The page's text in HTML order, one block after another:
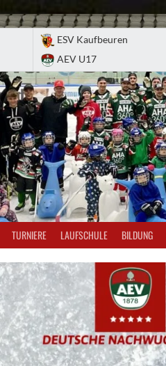
ESV Kaufbeuren
AEV U17
TURNIERE LAUFSCHULE BILDUNG